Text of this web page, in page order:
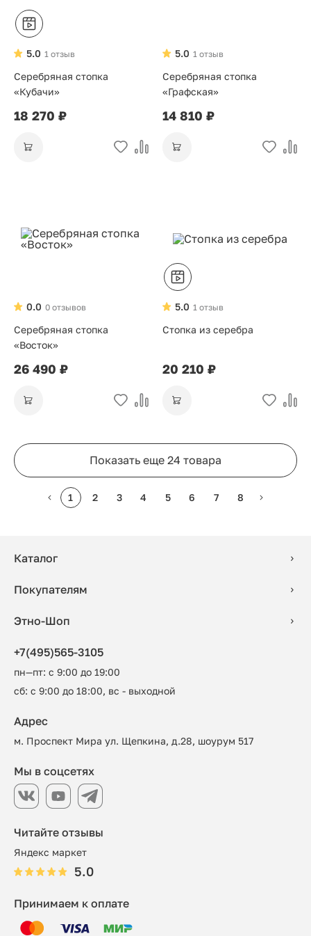
1 отзыв
5.0
Cеребряная стопка
«Кубачи»
18 270 ₽
1 отзыв
5.0
Серебряная стопка
«Графская»
14 810 ₽
0 отзывов
0.0
Серебряная стопка
«Восток»
26 490 ₽
1 отзыв
5.0
Стопка из серебра
20 210 ₽
Показать еще 24 товара
1 2 3 4 5 6 7 8
Каталог
Покупателям
Этно-Шоп
+7(495)565-3105
пн—пт: с 9:00 до 19:00
сб: с 9:00 до 18:00, вс - выходной
Читайте отзывы
Яндекс маркет
5.0
Адрес
м. Проспект Мира ул. Щепкина, д.28, шоурум 517
Принимаем к оплате
Мы в соцсетях